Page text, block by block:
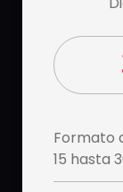
Formato
15 hasta